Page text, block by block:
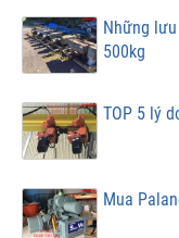
Những
500kg
TOP 5 lý
Mua